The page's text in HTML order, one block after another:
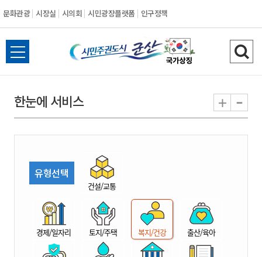
문화관광 시장실 시의회 시민광장플랫폼 인구정책
시
민
권
시
산
전
체
뉴
열
검
색
기
한눈에 서비스 + -
유형선택
건설/교통
경제/일자리 토지/주택 복지/건강 출산/육아